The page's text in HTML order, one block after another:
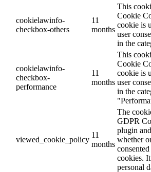
cookielawinfo-
checkbox-others
11
months
This
Cookie
cookie is
user
in the
cookielawinfo-
checkbox-
performance
11
months
This
Cookie
cookie is
user
in the
viewed_cookie_policy
11
months
The
GDPR
plugin
whether
cookies.
personal